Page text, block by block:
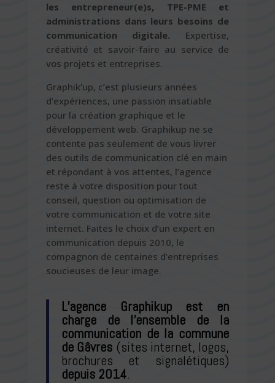
les entrepreneur(e)s, TPE-PME et
administrations dans leurs besoins de
communication digitale. Expertise,
créativité et savoir-faire au service de
vos projets et entreprises.
Graphik’up, c’est plusieurs années
d’expériences, une passion insatiable
pour la création graphique et le
développement web. Graphikup ne se
contente pas seulement de vous livrer
des outils de communication clé en main
et répondant à vos attentes, l’agence
reste à votre disposition pour tout
conseil, question ou optimisation de
votre communication et de votre site
internet. Faites le choix d’un expert en
communication depuis 2010, le
compagnon de centaines d’entreprises
soucieuses de leur image.
L’agence Graphikup est en
charge de l’ensemble de la
communication de la commune
de Gâvres (sites internet, logos,
brochures et signalétiques)
depuis 2014.